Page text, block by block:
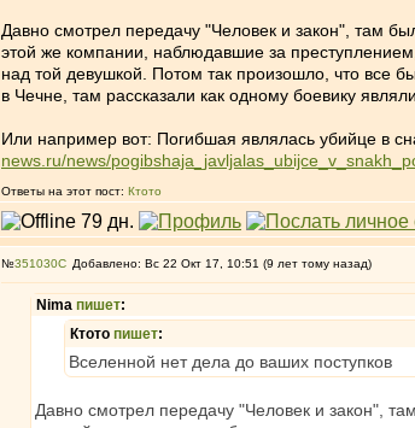
Давно смотрел передачу "Человек и закон", там
этой же компании, наблюдавшие за
над той девушкой. Потом так произошло, что все
в Чечне, там рассказали как одному боевику
Или например вот: Погибшая являлась убийце в
news.ru/news/
Ответы на этот пост: Ктото
№351030 Добавлено: Вс 22 Окт 17, 10:51 (9 лет тому назад)
Nima пишет:
Ктото пишет:
Вселенной нет дела до ваших поступков
Давно смотрел передачу "Человек и закон",